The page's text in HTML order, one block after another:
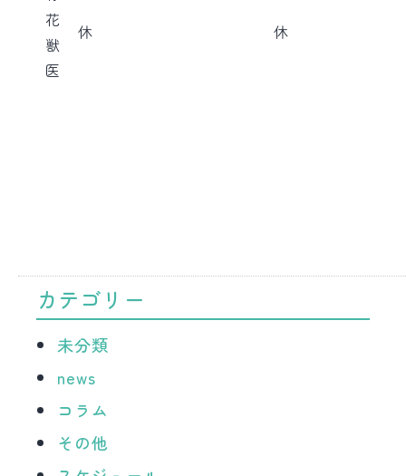
花
獣
医
休 休
カテゴリー
未分類
news
コラム
その他